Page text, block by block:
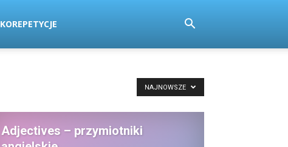
KOREPETYCJE
NAJNOWSZE
Adjectives – przymiotniki